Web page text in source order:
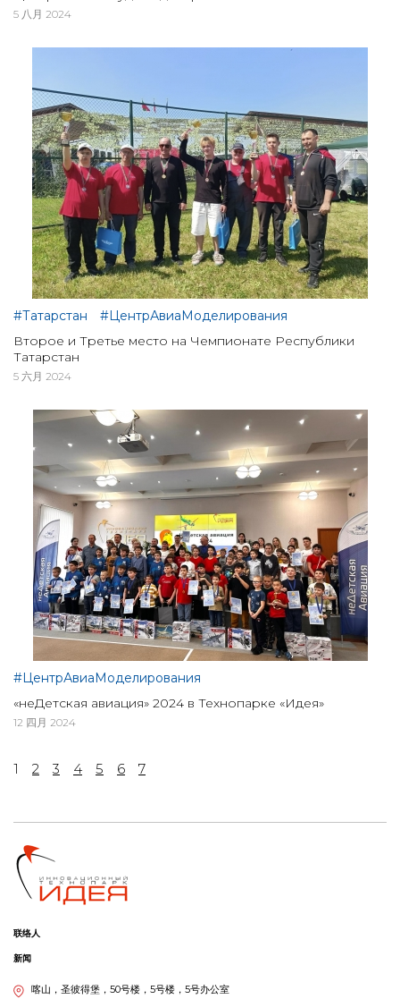
5 八月 2024
#Татарстан
#ЦентрАвиаМоделирования
Второе и Третье место на Чемпионате Республики
Татарстан
5 六月 2024
#ЦентрАвиаМоделирования
«неДетская авиация» 2024 в Технопарке «Идея»
12 四月 2024
1 2 3 4 5 6 7
联络人
新闻
喀山，圣彼得堡，50号楼，5号楼，5号办公室